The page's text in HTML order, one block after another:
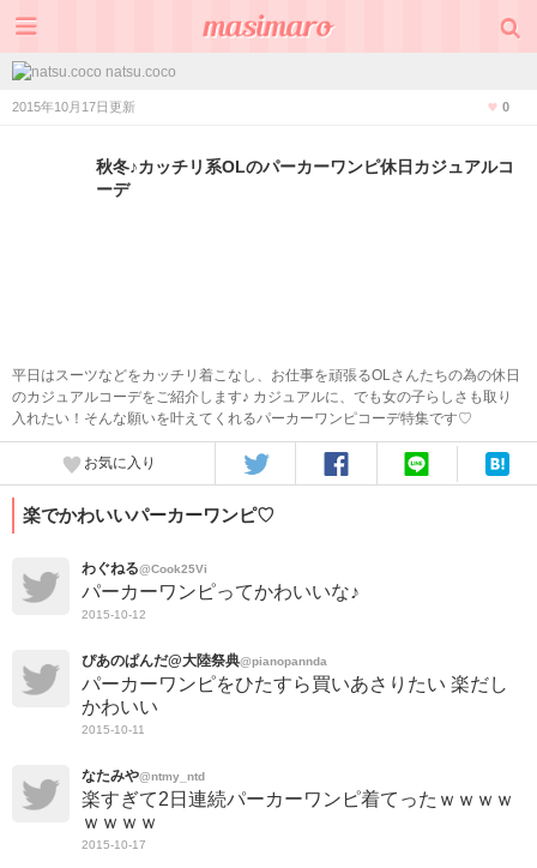
natsu.coco
2015年10月17日更新 0
秋冬♪カッチリ系OLのパーカーワンピ休日カジュアルコ
ーデ
平日はスーツなどをカッチリ着こなし、お仕事を頑張るOLさんたちの為の休日
のカジュアルコーデをご紹介します♪ カジュアルに、でも女の子らしさも取り
入れたい！そんな願いを叶えてくれるパーカーワンピコーデ特集です♡
お気に入り
楽でかわいいパーカーワンピ♡
わぐねる@Cook25Vi
パーカーワンピってかわいいな♪
2015-10-12
ぴあのぱんだ@大陸祭典@pianopannda
パーカーワンピをひたすら買いあさりたい 楽だし
かわいい
2015-10-11
なたみや@ntmy_ntd
楽すぎて2日連続パーカーワンピ着てったｗｗｗｗ
ｗｗｗｗ
2015-10-17